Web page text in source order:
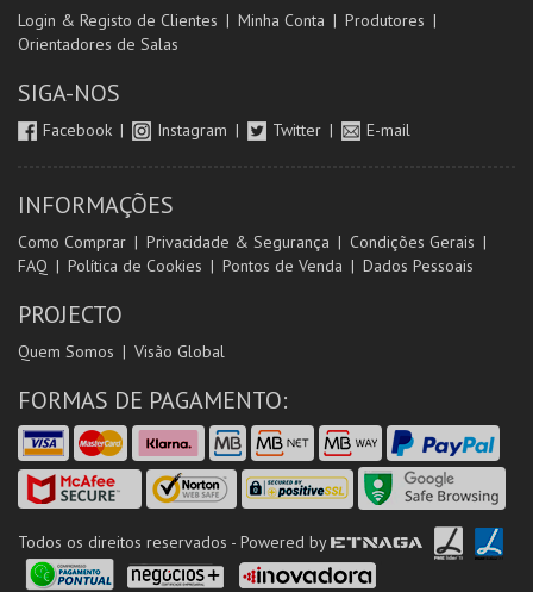
Login & Registo de Clientes Minha Conta
Produtores
Orientadores de Salas
SIGA-NOS
Facebook Instagram Twitter E-mail
INFORMAÇÕES
Como Comprar Privacidade & Segurança
Condições Gerais
FAQ
Política de Cookies Pontos de Venda Dados Pessoais
PROJECTO
Quem Somos Visão Global
FORMAS DE PAGAMENTO:
Todos os direitos reservados - Powered by ETNAGA